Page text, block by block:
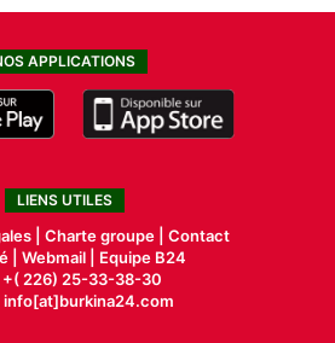
APPLICATIONS
LIENS UTILES
| Charte groupe | Contact
| Webmail |
Equipe B24
+( 226) 25-33-38-30
info[at]burkina24.com